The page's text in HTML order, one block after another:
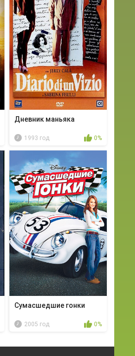
Дневник маньяка
1993 год 0%
Сумасшедшие гонки
2005 год 0%